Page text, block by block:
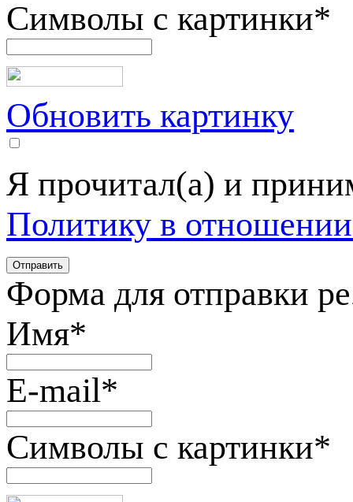
Символы с картинки*
Обновить картинку
Я прочитал(а) и
Политику в
Форма для отправки
Имя*
E-mail*
Символы с картинки*